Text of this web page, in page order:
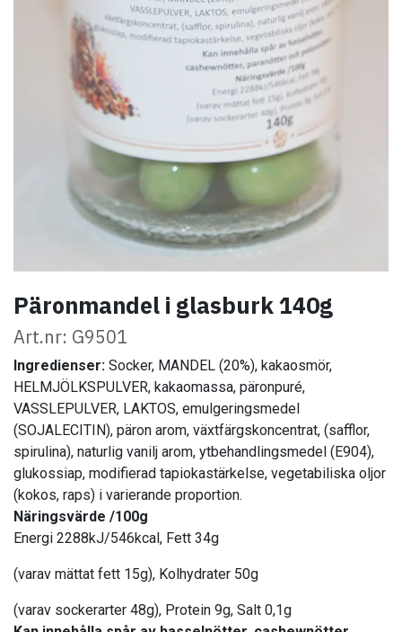
Päronmandel i glasburk 140g
Art.nr: G9501
Ingredienser: Socker, MANDEL (20%), kakaosmör,
HELMJÖLKSPULVER, kakaomassa, päronpuré,
VASSLEPULVER, LAKTOS, emulgeringsmedel
(SOJALECITIN), päron arom, växtfärgskoncentrat, (safflor,
spirulina), naturlig vanilj arom, ytbehandlingsmedel (E904),
glukossiap, modifierad tapiokastärkelse, vegetabiliska oljor
(kokos, raps) i varierande proportion.
Näringsvärde /100g
Energi 2288kJ/546kcal, Fett 34g
(varav mättat fett 15g), Kolhydrater 50g
(varav sockerarter 48g), Protein 9g, Salt 0,1g